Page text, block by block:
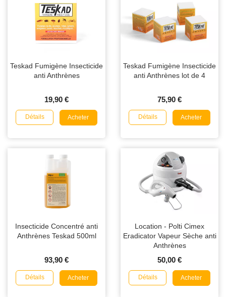
Teskad Fumigène Insecticide
anti Anthrènes
19,90 €
Détails Acheter
Teskad Fumigène Insecticide
anti Anthrènes lot de 4
75,90 €
Détails Acheter
Insecticide Concentré anti
Anthrènes Teskad 500ml
93,90 €
Détails Acheter
Location - Polti Cimex
Eradicator Vapeur Sèche anti
Anthrènes
50,00 €
Détails Acheter